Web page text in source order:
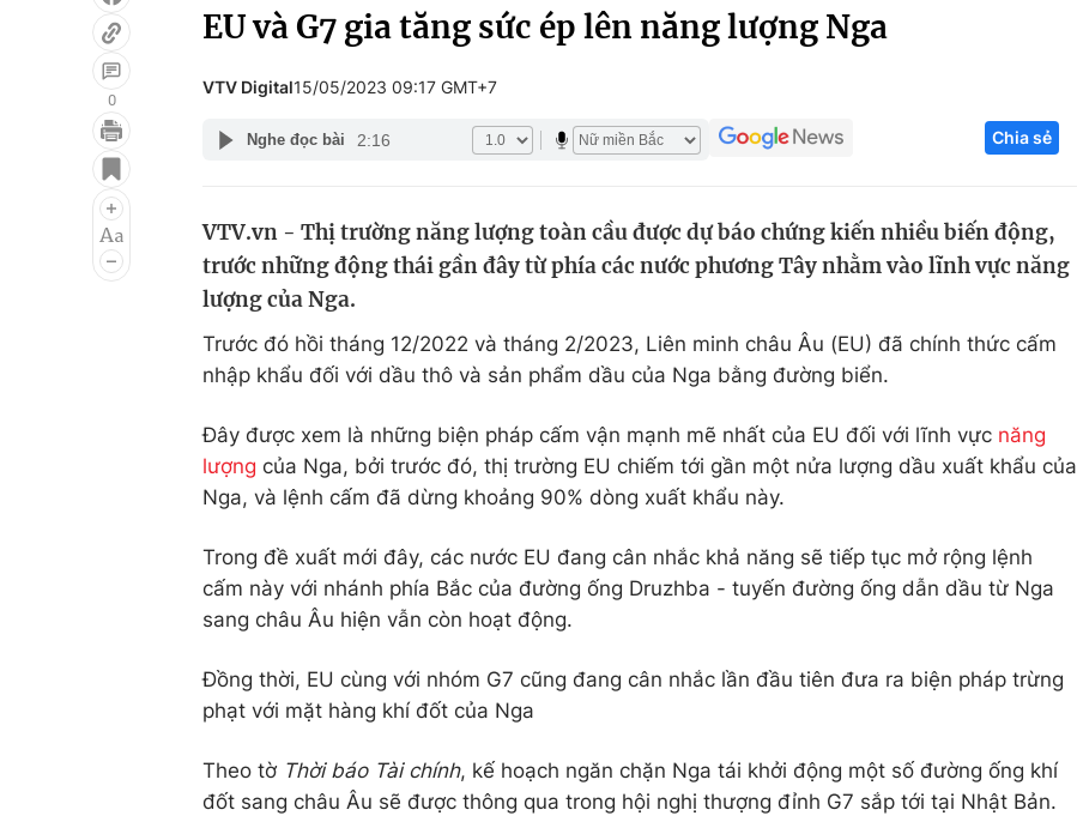
Điện ảnh
Âm nhạc
Làm đẹp
Chất lượng cuộc sống
Giáo dục
Học trực tuyến
Công nghệ
Sản phẩm
Tư vấn
0
EU và G7 gia tăng sức ép lên năng lượng Nga
VTV Digital15/05/2023 09:17 GMT+7
Nghe đọc bài 2:16 Chia sẻ
VTV.vn - Thị trường năng lượng toàn cầu được dự báo chứng kiến nhiều biến động,
trước những động thái gần đây từ phía các nước phương Tây nhằm vào lĩnh vực năng
lượng của Nga.
Trước đó hồi tháng 12/2022 và tháng 2/2023, Liên minh châu Âu (EU) đã chính thức cấm
nhập khẩu đối với dầu thô và sản phẩm dầu của Nga bằng đường biển.
Đây được xem là những biện pháp cấm vận mạnh mẽ nhất của EU đối với lĩnh vực năng
lượng của Nga, bởi trước đó, thị trường EU chiếm tới gần một nửa lượng dầu xuất khẩu của
Nga, và lệnh cấm đã dừng khoảng 90% dòng xuất khẩu này.
Trong đề xuất mới đây, các nước EU đang cân nhắc khả năng sẽ tiếp tục mở rộng lệnh
cấm này với nhánh phía Bắc của đường ống Druzhba - tuyến đường ống dẫn dầu từ Nga
sang châu Âu hiện vẫn còn hoạt động.
Đồng thời, EU cùng với nhóm G7 cũng đang cân nhắc lần đầu tiên đưa ra biện pháp trừng
phạt với mặt hàng khí đốt của Nga
Theo tờ Thời báo Tài chính, kế hoạch ngăn chặn Nga tái khởi động một số đường ống khí
đốt sang châu Âu sẽ được thông qua trong hội nghị thượng đỉnh G7 sắp tới tại Nhật Bản.